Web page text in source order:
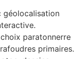
géolocalisation
paratonnerre
primaires.